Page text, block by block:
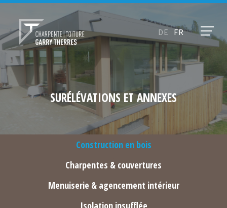
DE FR
SURÉLÉVATIONS ET ANNEXES
Construction en bois
Charpentes & couvertures
Menuiserie & agencement intérieur
Isolation insufflée